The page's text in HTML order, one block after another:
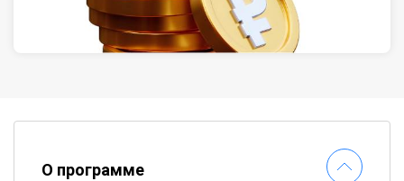
О программе